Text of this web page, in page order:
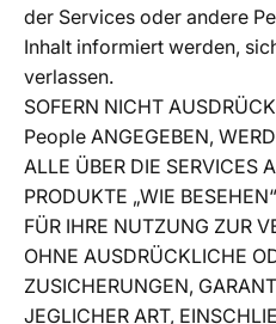
der Services oder andere
Inhalt informiert werden,
verlassen.
SOFERN NICHT
People ANGEGEBEN,
ALLE ÜBER DIE SERVICES
PRODUKTE „WIE
FÜR IHRE NUTZUNG ZUR
OHNE AUSDRÜCKLICHE
ZUSICHERUNGEN,
JEGLICHER ART,